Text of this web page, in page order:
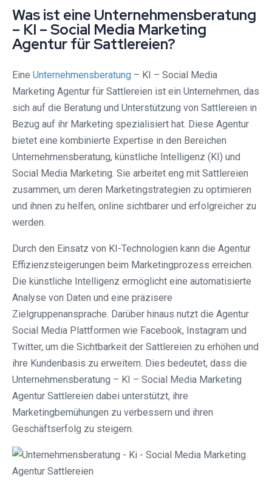
Was ist eine Unternehmensberatung
– KI – Social Media Marketing
Agentur für Sattlereien?
Eine Unternehmensberatung – KI – Social Media
Marketing Agentur für Sattlereien ist ein Unternehmen, das
sich auf die Beratung und Unterstützung von Sattlereien in
Bezug auf ihr Marketing spezialisiert hat. Diese Agentur
bietet eine kombinierte Expertise in den Bereichen
Unternehmensberatung, künstliche Intelligenz (KI) und
Social Media Marketing. Sie arbeitet eng mit Sattlereien
zusammen, um deren Marketingstrategien zu optimieren
und ihnen zu helfen, online sichtbarer und erfolgreicher zu
werden.
Durch den Einsatz von KI-Technologien kann die Agentur
Effizienzsteigerungen beim Marketingprozess erreichen.
Die künstliche Intelligenz ermöglicht eine automatisierte
Analyse von Daten und eine präzisere
Zielgruppenansprache. Darüber hinaus nutzt die Agentur
Social Media Plattformen wie Facebook, Instagram und
Twitter, um die Sichtbarkeit der Sattlereien zu erhöhen und
ihre Kundenbasis zu erweitern. Dies bedeutet, dass die
Unternehmensberatung – KI – Social Media Marketing
Agentur Sattlereien dabei unterstützt, ihre
Marketingbemühungen zu verbessern und ihren
Geschäftserfolg zu steigern.